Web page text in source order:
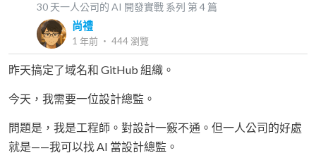
30 天一人公司的 AI 開發實戰 系列 第4 篇
尚禮
1 年前 ‧ 444瀏覽
昨天搞定了域名和 GitHub 組織。
今天，我需要一位設計總監。
問題是，我是工程師。對設計一竅不通。但一人公司的好處
就是——我可以找 AI 當設計總監。